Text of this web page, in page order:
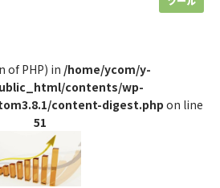
of PHP) in /home/ycom/y-
contents/wp-
content-digest.php on line
51